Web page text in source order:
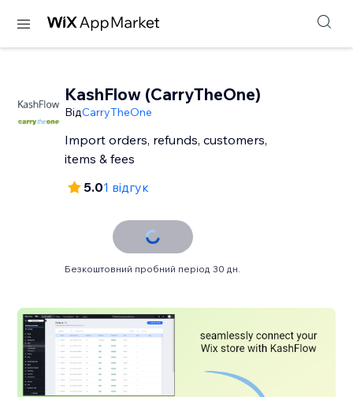
KashFlow (CarryTheOne)
ВідCarryTheOne
Import orders, refunds, customers,
items & fees
5.01 відгук
Безкоштовний пробний період 30 дн.